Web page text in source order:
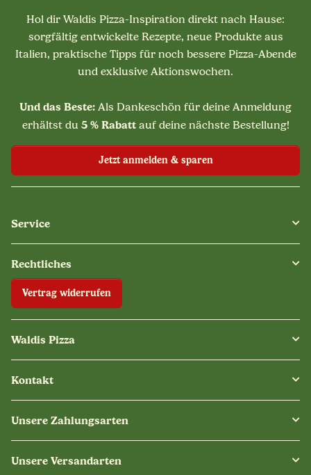
Hol dir Waldis Pizza-Inspiration direkt nach Hause:
sorgfältig entwickelte Rezepte, neue Produkte aus
Italien, praktische Tipps für noch bessere Pizza-Abende
und exklusive Aktionswochen.
Und das Beste: Als Dankeschön für deine Anmeldung
erhältst du 5 % Rabattauf deine nächste Bestellung!
Jetzt anmelden & sparen
Service
Rechtliches
Vertrag widerrufen
Waldis Pizza
Kontakt
Unsere Zahlungsarten
Unsere Versandarten